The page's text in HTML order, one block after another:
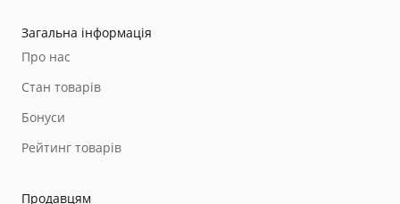
Загальна інформація
Про нас
Стан товарів
Бонуси
Рейтинг товарів
Продавцям